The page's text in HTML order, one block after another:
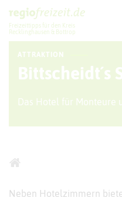
Freizeittipps für den Kreis
Recklinghausen & Bottrop
ATTRAKTION
Bittscheidt´s
Das Hotel für Monteure
Neben Hotelzimmern